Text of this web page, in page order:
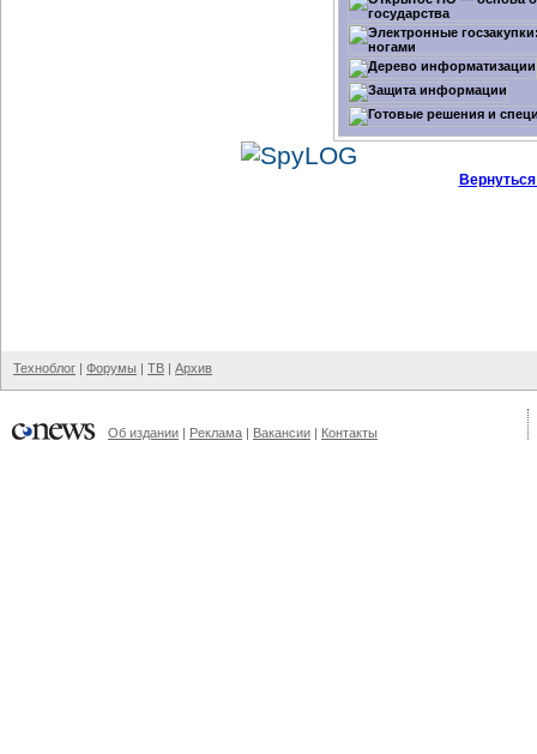
Техноблог | Форумы | ТВ | Архив
Об издании | Реклама | Вакансии | Контакты